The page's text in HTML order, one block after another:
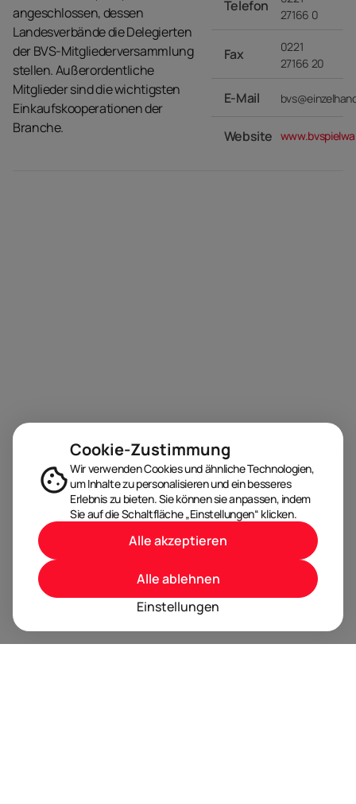
angeschlossen, dessen
Landesverbände die Delegierten
der BVS-Mitgliederversammlung
stellen. Außerordentliche
Mitglieder sind die wichtigsten
Einkaufskooperationen der
Branche.
Telefon
27166 0
Fax
0221
27166 20
E-Mail
Website
Cookie-Zustimmung
Wir verwenden Cookies und ähnliche Technologien,
um Inhalte zu personalisieren und ein besseres
Erlebnis zu bieten. Sie können sie anpassen, indem
Sie auf die Schaltfläche „Einstellungen“ klicken.
Einstellungen
Alle ablehnen
Alle akzeptieren